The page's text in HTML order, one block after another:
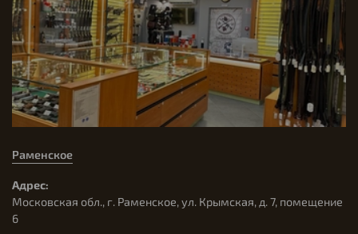
Раменское
Адрес:
Московская обл., г. Раменское, ул. Крымская, д. 7, помещение
6